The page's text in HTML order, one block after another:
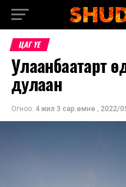
ЦАГ ҮЕ
Улаанбаатарт
дулаан
Огноо: 4 жил 3 сар.өмнө , 2022/